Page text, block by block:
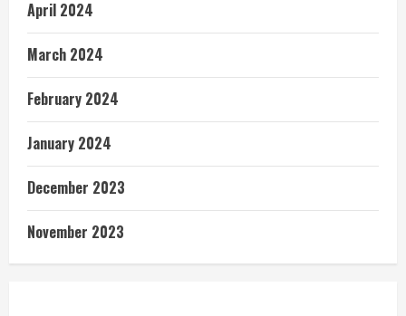
April 2024
March 2024
February 2024
January 2024
December 2023
November 2023